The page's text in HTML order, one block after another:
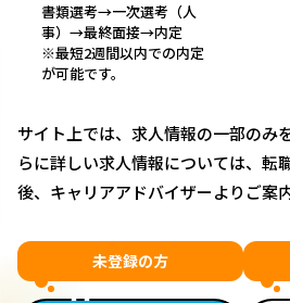
書類選考→一次選考（人
事）→最終面接→内定
※最短2週間以内での内定
が可能です。
サイト上では、求人情報の一部のみ
らに詳しい求人情報については、転
後、キャリアアドバイザーよりご案
未登録の方